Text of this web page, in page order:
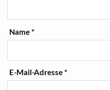
Name*
E-Mail-Adresse*